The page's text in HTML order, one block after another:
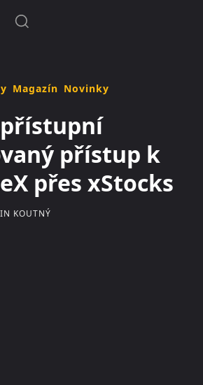
Magazín Novinky
přístup k
přes xStocks
KOUTNÝ